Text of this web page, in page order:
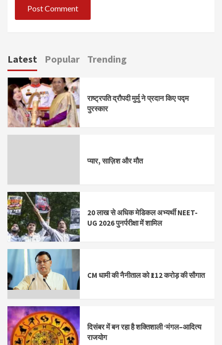
Latest Popular Trending
राष्ट्रपति द्रौपदी मुर्मु ने प्रदान किए पद्म
पुरस्कार
प्यार, साज़िश और मौत
20 लाख से अधिक मेडिकल अभ्यर्थी NEET-
UG 2026 पुनर्परीक्षा में शामिल
CM धामी की नैनीताल को ₹112 करोड़ की सौगात
दिसंबर में बन रहा है शक्तिशाली ‘मंगल–आदित्य
राजयोग